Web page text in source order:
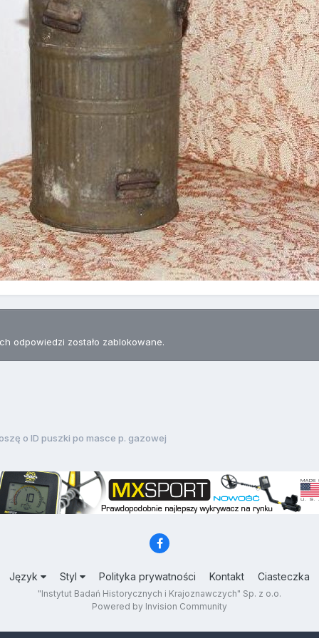
odpowiedzi zostało zablokowane.
o ID puszki po masce p. gazowej
Język Styl Polityka prywatności Kontakt Ciasteczka
"Instytut Badań Historycznych i Krajoznawczych" Sp. z o.o.
Powered by Invision Community